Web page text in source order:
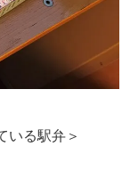
いる駅弁＞